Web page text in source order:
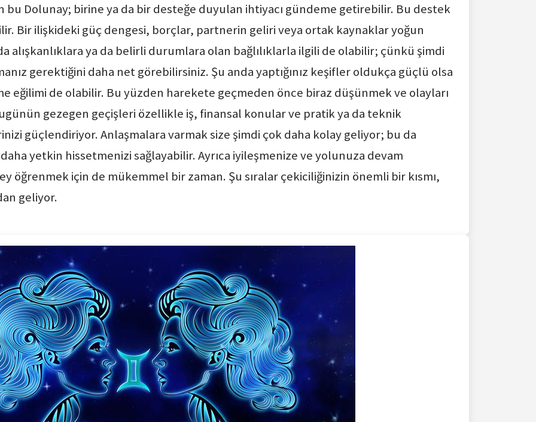
bu Dolunay; birine ya da bir desteğe duyulan ihtiyacı gündeme getirebilir. Bu destek
Bir ilişkideki güç dengesi, borçlar, partnerin geliri veya ortak kaynaklar yoğun
alışkanlıklara ya da belirli durumlara olan bağlılıklarla ilgili de olabilir; çünkü şimdi
gerektiğini daha net görebilirsiniz. Şu anda yaptığınız keşifler oldukça güçlü olsa
eğilimi de olabilir. Bu yüzden harekete geçmeden önce biraz düşünmek ve olayları
gezegen geçişleri özellikle iş, finansal konular ve pratik ya da teknik
güçlendiriyor. Anlaşmalara varmak size şimdi çok daha kolay geliyor; bu da
yetkin hissetmenizi sağlayabilir. Ayrıca iyileşmenize ve yolunuza devam
öğrenmek için de mükemmel bir zaman. Şu sıralar çekiciliğinizin önemli bir kısmı,
geliyor.